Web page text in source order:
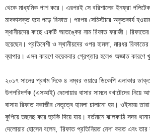
থেকে মাধ্যমিক পাশ করে। এরপরই সে বরিশালের ইনফ্রা
মাদকাসক্ত হয়ে পড়ে রিফাত। পরপর সেমিস্টারে অকৃতকার্য
স্থানীয়দের কাছে একটি আতঙ্কের নাম রিফাত ফরাজী। রিফাতের
হয়েছেন। প্রতিবেশী ও স্থানীয়দের ওপর হামলা, মারধর
ব্যাপার। এসব কারণে কয়েকবার গ্রেপ্তার হলেও অজ্ঞাত কারণে
২০১৭ সালের প্রথম দিকে ৪ নম্বর ওয়ারে ডিকেপি এলাকার
উপপরিদর্শক (এসআই) দেলোয়ার বাসার সামনে বখাটেদের নিয়ে
বাসায় রিফাত ফরাজীর নেতৃত্বে হামলা চালানো হয়। ওইসময়
কুপিয়ে তছনছ করে হুমকি দিয়ে যায়। বর্তমানে ঝালকাঠি সদর
দেলোয়ার হোসেন বলেন, ‘রিফাত প্রতিনিয়ত নেশা করত এবং তার